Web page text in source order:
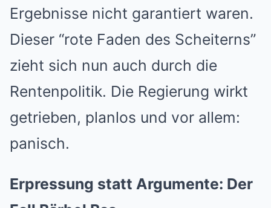
Ergebnisse nicht garantiert waren.
Dieser “rote Faden des Scheiterns”
zieht sich nun auch durch die
Rentenpolitik. Die Regierung wirkt
getrieben, planlos und vor allem:
panisch.
Erpressung statt Argumente: Der